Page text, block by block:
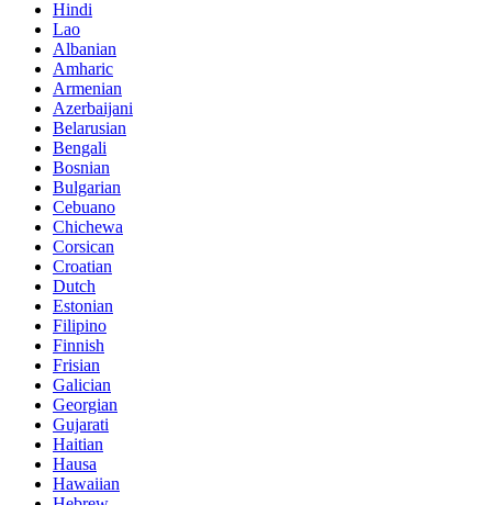
Hindi
Lao
Albanian
Amharic
Armenian
Azerbaijani
Belarusian
Bengali
Bosnian
Bulgarian
Cebuano
Chichewa
Corsican
Croatian
Dutch
Estonian
Filipino
Finnish
Frisian
Galician
Georgian
Gujarati
Haitian
Hausa
Hawaiian